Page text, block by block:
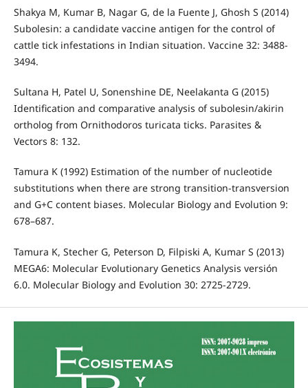
Shakya M, Kumar B, Nagar G, de la Fuente J, Ghosh S (2014)
Subolesin: a candidate vaccine antigen for the control of
cattle tick infestations in Indian situation. Vaccine 32: 3488-
3494.
Sultana H, Patel U, Sonenshine DE, Neelakanta G (2015)
Identification and comparative analysis of subolesin/akirin
ortholog from Ornithodoros turicata ticks. Parasites &
Vectors 8: 132.
Tamura K (1992) Estimation of the number of nucleotide
substitutions when there are strong transition-transversion
and G+C content biases. Molecular Biology and Evolution 9:
678–687.
Tamura K, Stecher G, Peterson D, Filpiski A, Kumar S (2013)
MEGA6: Molecular Evolutionary Genetics Analysis versión
6.0. Molecular Biology and Evolution 30: 2725-2729.